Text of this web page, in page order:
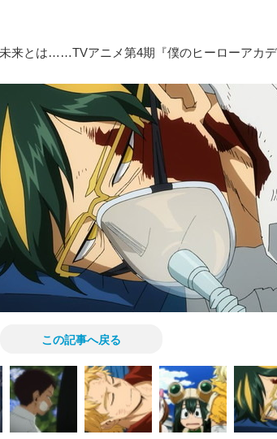
来とは……TVアニメ第4期『僕のヒーローアカ
この記事へ戻る